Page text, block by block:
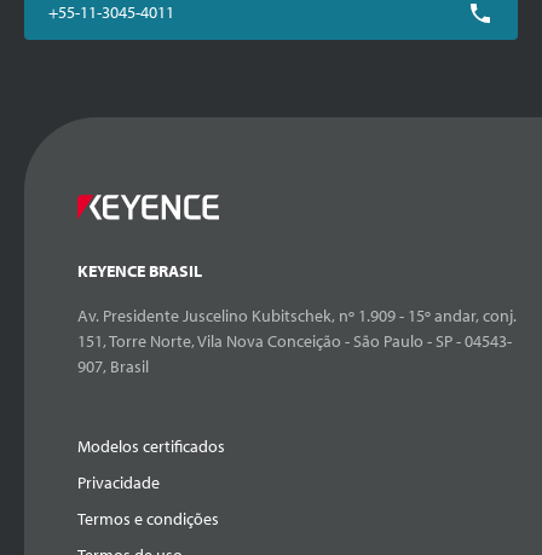
+55-11-3045-4011
KEYENCE BRASIL
Av. Presidente Juscelino Kubitschek, nº 1.909 - 15º andar, conj.
151, Torre Norte, Vila Nova Conceição - São Paulo - SP - 04543-
907, Brasil
Modelos certificados
Privacidade
Termos e condições